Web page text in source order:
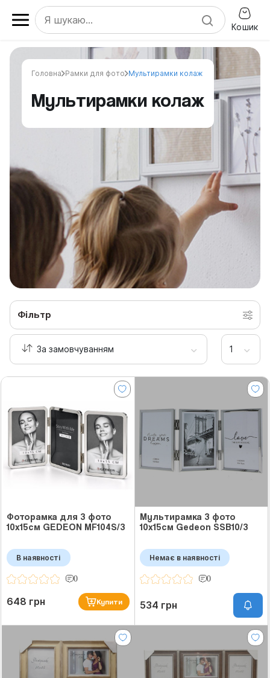
Кошик
Головна Рамки для фото Мультирамки колаж
Мультирамки колаж
Фільтр
Фоторамка для 3 фото
10х15см GEDEON MF104S/3
В наявності
0
648 грн Купити
Мультирамка 3 фото
10x15см Gedeon SSB10/3
Немає в наявності
0
534 грн